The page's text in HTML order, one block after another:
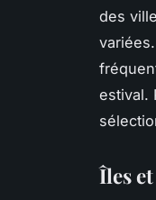
des
estival.
Îles